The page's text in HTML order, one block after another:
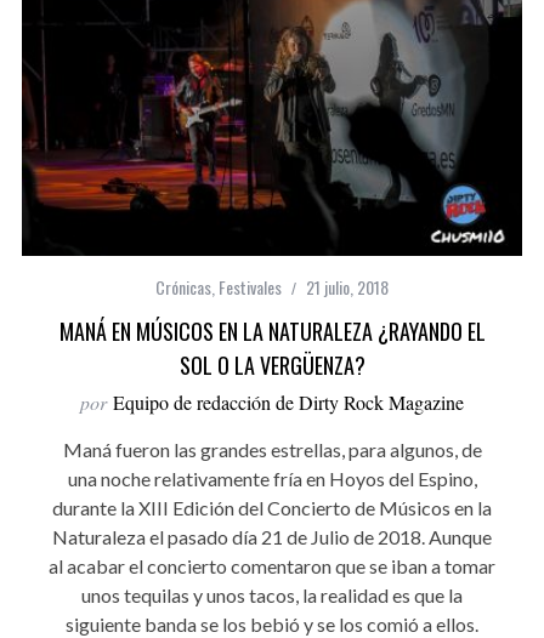
Crónicas Festivales 21 julio, 2018
MANÁ EN MÚSICOS EN LA NATURALEZA ¿RAYANDO EL
SOL O LA VERGÜENZA?
por Equipo de redacción de Dirty Rock Magazine
Maná fueron las grandes estrellas, para algunos, de
una noche relativamente fría en Hoyos del Espino,
durante la XIII Edición del Concierto de Músicos en la
Naturaleza el pasado día 21 de Julio de 2018. Aunque
al acabar el concierto comentaron que se iban a tomar
unos tequilas y unos tacos, la realidad es que la
siguiente banda se los bebió y se los comió a ellos.